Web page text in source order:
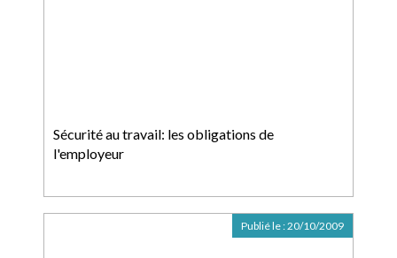
Sécurité au travail: les obligations de
l'employeur
Publié le :20/10/2009